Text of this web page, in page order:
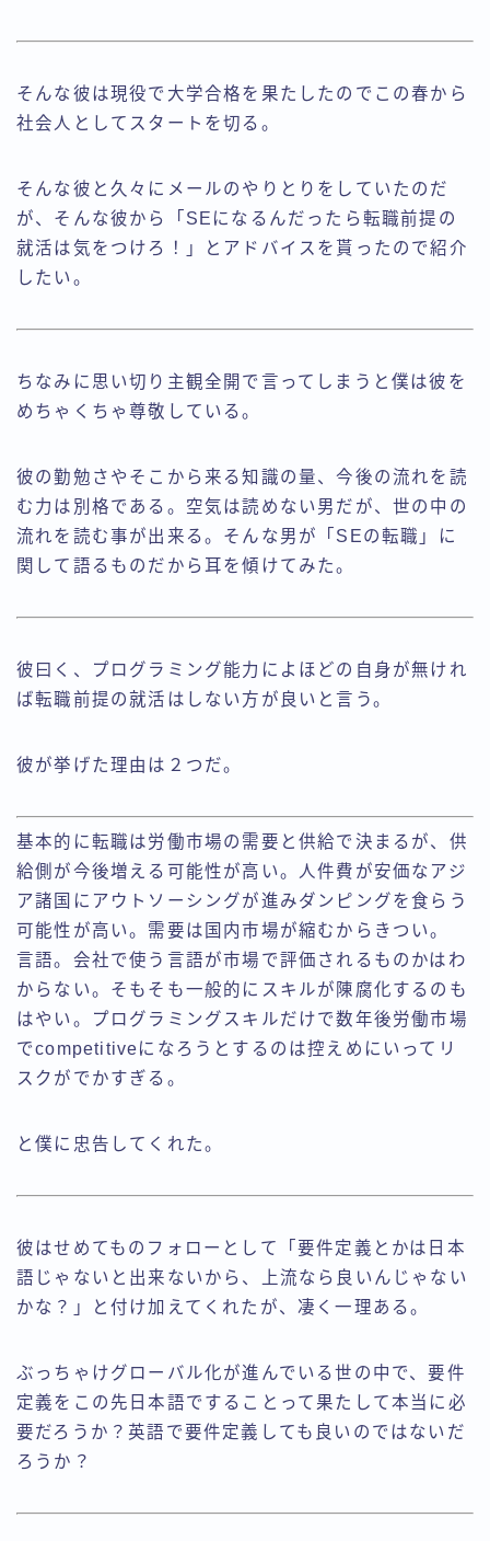
そんな彼は現役で大学合格を果たしたのでこの春から
社会人としてスタートを切る。
そんな彼と久々にメールのやりとりをしていたのだ
が、そんな彼から「SEになるんだったら転職前提の
就活は気をつけろ！」とアドバイスを貰ったので紹介
したい。
ちなみに思い切り主観全開で言ってしまうと僕は彼を
めちゃくちゃ尊敬している。
彼の勤勉さやそこから来る知識の量、今後の流れを読
む力は別格である。空気は読めない男だが、世の中の
流れを読む事が出来る。そんな男が「SEの転職」に
関して語るものだから耳を傾けてみた。
彼曰く、プログラミング能力によほどの自身が無けれ
ば転職前提の就活はしない方が良いと言う。
彼が挙げた理由は２つだ。
基本的に転職は労働市場の需要と供給で決まるが、供
給側が今後増える可能性が高い。人件費が安価なアジ
ア諸国にアウトソーシングが進みダンピングを食らう
可能性が高い。需要は国内市場が縮むからきつい。
言語。会社で使う言語が市場で評価されるものかはわ
からない。そもそも一般的にスキルが陳腐化するのも
はやい。プログラミングスキルだけで数年後労働市場
でcompetitiveになろうとするのは控えめにいってリ
スクがでかすぎる。
と僕に忠告してくれた。
彼はせめてものフォローとして「要件定義とかは日本
語じゃないと出来ないから、上流なら良いんじゃない
かな？」と付け加えてくれたが、凄く一理ある。
ぶっちゃけグローバル化が進んでいる世の中で、要件
定義をこの先日本語ですることって果たして本当に必
要だろうか？英語で要件定義しても良いのではないだ
ろうか？